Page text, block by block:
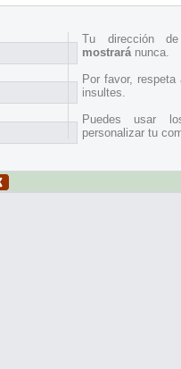
Tu dirección
mostrará nunca.
Por favor,
insultes.
Puedes usar
personalizar tu